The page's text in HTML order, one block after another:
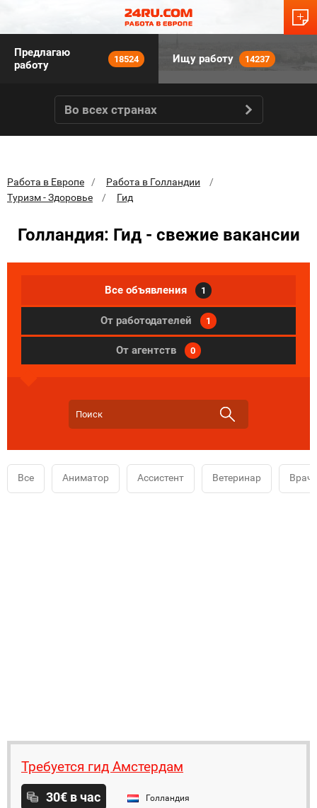
Предлагаю
работу
18524 Ищу работу 14237
Во всех странах
Работа в Европе
Работа в Голландии
Туризм - Здоровье
Гид
Голландия: Гид - свежие вакансии
Все объявления 1
От работодателей 1
От агентств 0
Все Аниматор Ассистент Ветеринар Врач
Требуется гид Амстердам
30€ в час Голландия